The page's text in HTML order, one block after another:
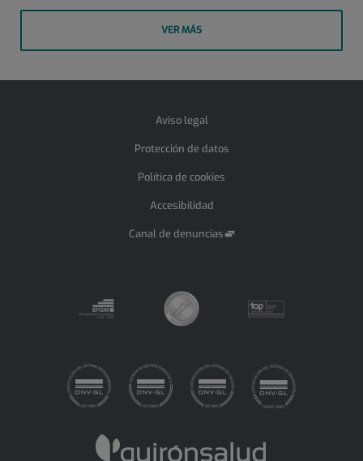
VER MÁS
Aviso legal
Protección de datos
Política de cookies
Accesibilidad
Canal de denuncias